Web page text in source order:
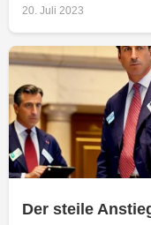
20. Juli 2023
Der steile